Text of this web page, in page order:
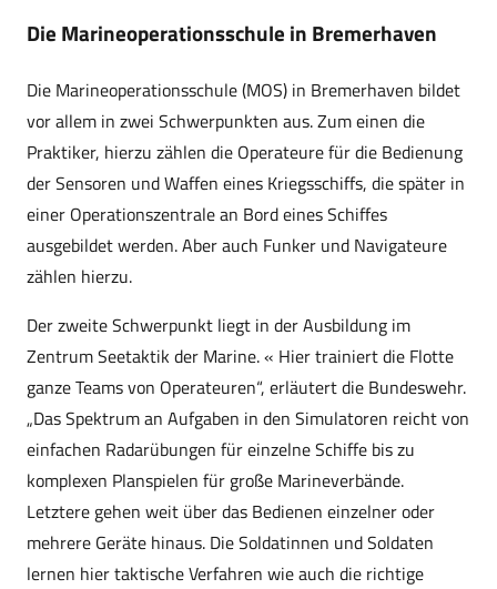
Die Marineoperationsschule in Bremerhaven
Die Marineoperationsschule (MOS) in Bremerhaven bildet
vor allem in zwei Schwerpunkten aus. Zum einen die
Praktiker, hierzu zählen die Operateure für die Bedienung
der Sensoren und Waffen eines Kriegsschiffs, die später in
einer Operationszentrale an Bord eines Schiffes
ausgebildet werden. Aber auch Funker und Navigateure
zählen hierzu.
Der zweite Schwerpunkt liegt in der Ausbildung im
Zentrum Seetaktik der Marine. « Hier trainiert die Flotte
ganze Teams von Operateuren“, erläutert die Bundeswehr.
„Das Spektrum an Aufgaben in den Simulatoren reicht von
einfachen Radarübungen für einzelne Schiffe bis zu
komplexen Planspielen für große Marineverbände.
Letztere gehen weit über das Bedienen einzelner oder
mehrere Geräte hinaus. Die Soldatinnen und Soldaten
lernen hier taktische Verfahren wie auch die richtige